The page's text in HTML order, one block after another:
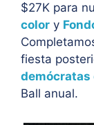
$27K para
color y
fiesta
demócratas
Ball anual.